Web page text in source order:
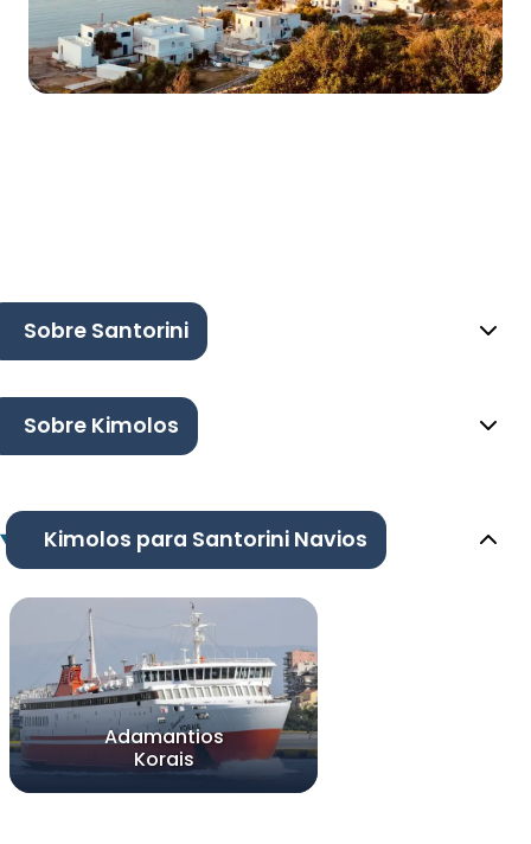
Sobre Santorini
Sobre Kimolos
Kimolos para Santorini Navios
Adamantios
Korais